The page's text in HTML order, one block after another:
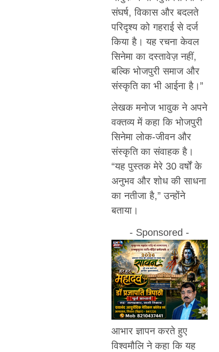
संघर्ष, विकास और बदलते
परिदृश्य को गहराई से दर्ज
किया है। यह रचना केवल
सिनेमा का दस्तावेज़ नहीं,
बल्कि भोजपुरी समाज और
संस्कृति का भी आईना है।”
लेखक मनोज भावुक ने अपने
वक्तव्य में कहा कि भोजपुरी
सिनेमा लोक-जीवन और
संस्कृति का संवाहक है।
“यह पुस्तक मेरे 30 वर्षों के
अनुभव और शोध की साधना
का नतीजा है,” उन्होंने
बताया।
- Sponsored -
आभार ज्ञापन करते हुए
विश्वमौलि ने कहा कि यह